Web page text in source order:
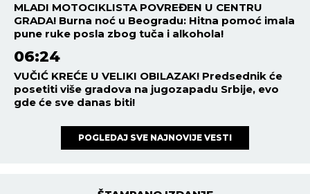
MLADI MOTOCIKLISTA POVREĐEN U CENTRU
GRADA! Burna noć u Beogradu: Hitna pomoć imala
pune ruke posla zbog tuča i alkohola!
06:24
VUČIĆ KREĆE U VELIKI OBILAZAK! Predsednik će
posetiti više gradova na jugozapadu Srbije, evo
gde će sve danas biti!
POGLEDAJ SVE NAJNOVIJE VESTI